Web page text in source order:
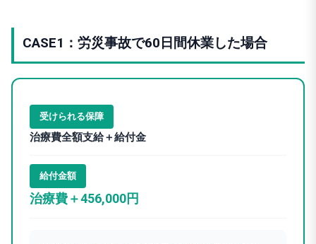
CASE1：労災事故で60日間休業した場合
受けられる保障
治療費全額支給＋給付金
給付金額
治療費＋456,000円